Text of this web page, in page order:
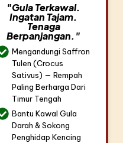
"Gula Terkawal.
Ingatan Tajam.
Tenaga
Berpanjangan."
Mengandungi Saffron
Tulen (Crocus
Sativus) — Rempah
Paling Berharga Dari
Timur Tengah
Bantu Kawal Gula
Darah & Sokong
Penghidap Kencing